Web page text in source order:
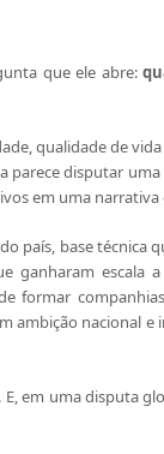
que ele abre:
qualidade de
parece disputar
em uma
país, base técnica
ganharam escala
formar
ambição nacional e
em uma disputa